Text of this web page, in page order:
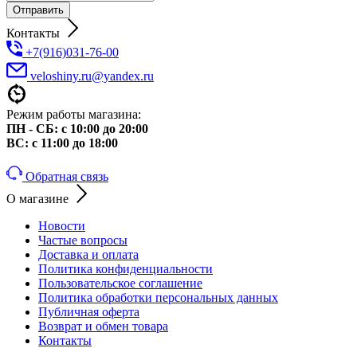
Контакты
+7(916)031-76-00
veloshiny.ru@yandex.ru
Режим работы магазина:
ПН - СБ: с 10:00 до 20:00
ВС: с 11:00 до 18:00
Обратная связь
О магазине
Новости
Частые вопросы
Доставка и оплата
Политика конфиденциальности
Пользовательское соглашение
Политика обработки персональных данных
Публичная оферта
Возврат и обмен товара
Контакты